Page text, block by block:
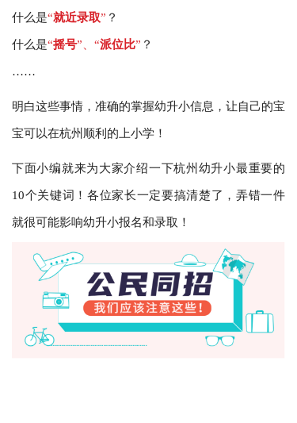
什么是“就近录取” ？
什么是“摇号”、“派位比” ？
……
明白这些事情，准确的掌握幼升小信息，让自己的宝
宝可以在杭州顺利的上小学！
下面小编就来为大家介绍一下杭州幼升小最重要的
10个关键词！各位家长一定要搞清楚了，弄错一件
就很可能影响幼升小报名和录取！